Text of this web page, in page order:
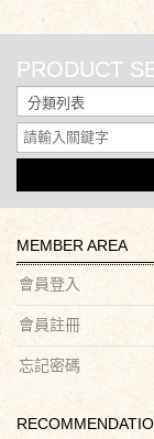
PRODUCT
MEMBER AREA
會員登入
會員註冊
忘記密碼